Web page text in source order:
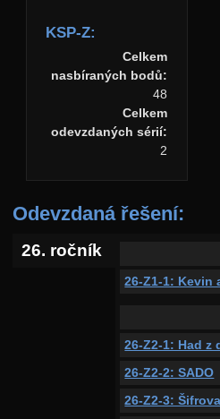
KSP-Z:
Celkem
nasbíraných bodů:
48
Celkem
odevzdaných sérií:
2
Odevzdaná řešení:
26. ročník
26-Z1-1: Kevin
26-Z2-1: Had z
26-Z2-2: SADO
26-Z2-3: